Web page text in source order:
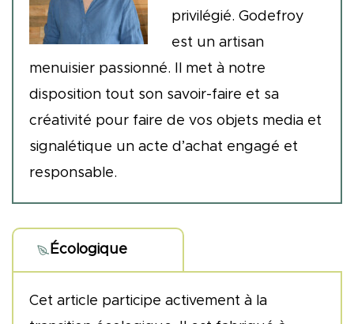
privilégié. Godefroy
est un artisan
menuisier passionné. Il met à notre
disposition tout son savoir-faire et sa
créativité pour faire de vos objets media et
signalétique un acte d’achat engagé et
responsable.
Écologique
Cet article participe activement à la